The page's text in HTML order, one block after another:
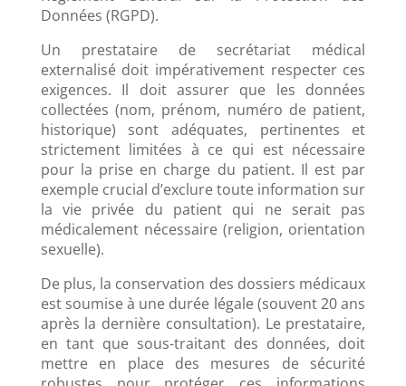
Données (RGPD).
Un prestataire de secrétariat médical
externalisé doit impérativement respecter ces
exigences. Il doit assurer que les données
collectées (nom, prénom, numéro de patient,
historique) sont adéquates, pertinentes et
strictement limitées à ce qui est nécessaire
pour la prise en charge du patient. Il est par
exemple crucial d’exclure toute information sur
la vie privée du patient qui ne serait pas
médicalement nécessaire (religion, orientation
sexuelle).
De plus, la conservation des dossiers médicaux
est soumise à une durée légale (souvent 20 ans
après la dernière consultation). Le prestataire,
en tant que sous-traitant des données, doit
mettre en place des mesures de sécurité